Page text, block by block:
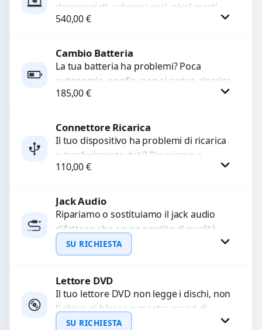
danneggiati, schermi neri, pixel morti,
righe sullo schermo, vetro incrinato,
540,00€
Procedi
Cambio Batteria
La tua batteria ha problemi? Poca
autonomia, gonfia, non si carica, ricarica
lenta o cicli di ricarica esauriti?
185,00€
Procedi
Connettore Ricarica
Il tuo dispositivo ha problemi di ricarica
o trasferimento dati? Ripariamo o
sostituiamo connettori di ricarica guasti,
110,00€
Jack Audio
Ripariamo o sostituiamo il jack audio
difettoso che causa perdita di qualità
sonora o impossibilità di collegare cuffie
e accessori....
SU RICHIESTA
Richiedi Preventivo
WhatsApp
Lettore DVD
Il tuo lettore DVD non legge i dischi, non
li rileva, si blocca o mostra errori di
caricamento? Ripariamo o...
SU RICHIESTA